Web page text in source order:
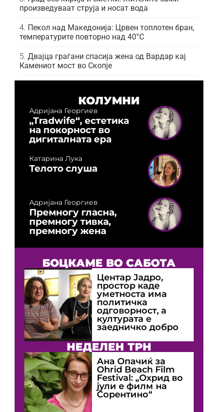
произведуваат струја и носат вода
Пекол над Македонија: Црвен топлотен бран,
температурите повторно над 40°C
Двајца граѓани спасија жена од Вардар кај
Камениот мост во Скопје
КОЛУМНИ
Адријана Георгиев
„Tradwife“, естетика
на покорност во
дигиталната ера
Катарина Лука
Телото слуша
Адријана Георгиев
Премногу гласна,
премногу тивка,
премногу жена
БОЦКАМЕ ВО САБОТА
Центар Јадро,
простор каде
уметноста има
политичка
одговорност, а
културата е
заедничко добро
НЕДЕЛЕН ТРН
Ана Опачиќ за
Оhrid Beach Film
Festival: „Охрид во
јули е филм на
Сорентино“